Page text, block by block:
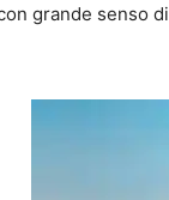
grande senso